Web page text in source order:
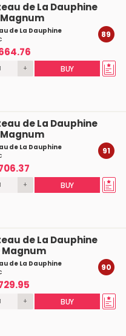
de La Dauphine
Magnum
de La Dauphine
89
+ BUY
de La Dauphine
Magnum
de La Dauphine
91
+ BUY
de La Dauphine
Magnum
de La Dauphine
90
+ BUY